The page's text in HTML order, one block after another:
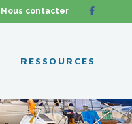
Nous contacter
RESSOURCES